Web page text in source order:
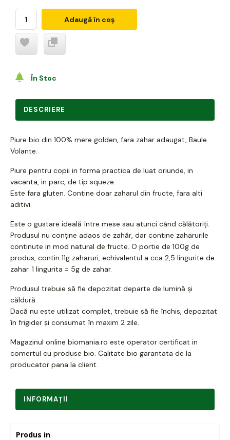
Adaugă în coș
În Stoc
DESCRIERE
Piure bio din 100% mere golden, fara zahar adaugat, Baule
Volante.
Piure pentru copii in forma practica de luat oriunde, in
vacanta, in parc, de tip squeze.
Este fara gluten. Contine doar zaharul din fructe, fara alti
aditivi.
Este o gustare ideală între mese sau atunci când călătoriți.
Produsul nu conține adaos de zahăr, dar contine zaharurile
continute in mod natural de fructe. O portie de 100g de
produs, contin 11g zaharuri, echivalentul a cca 2,5 lingurite de
zahar. 1 lingurita = 5g de zahar.
Produsul trebuie să fie depozitat departe de lumină și
căldură.
Dacă nu este utilizat complet, trebuie să fie închis, depozitat
în frigider și consumat în maxim 2 zile.
Magazinul online biomania.ro este operator certificat in
comertul cu produse bio. Calitate bio garantata de la
producator pana la client.
INFORMAŢII
Produs in